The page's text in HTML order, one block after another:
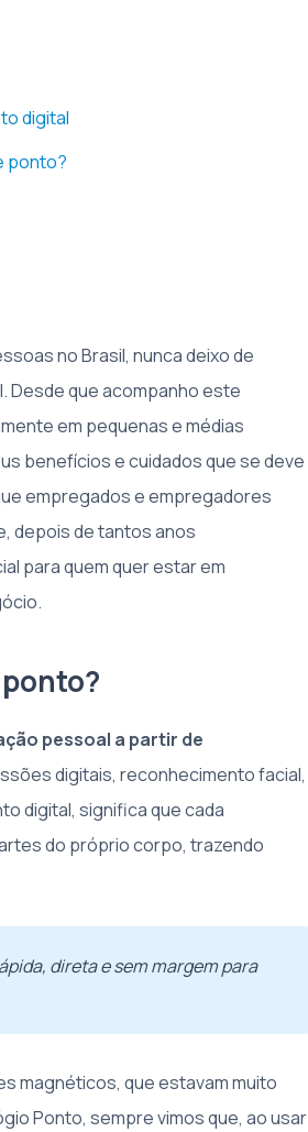
digital
ponto?
no Brasil, nunca deixo de
Desde que acompanho este
em pequenas e médias
benefícios e cuidados que se deve
empregados e empregadores
depois de tantos anos
para quem quer estar em
pessoal a partir de
digitais, reconhecimento facial,
digital, significa que cada
do próprio corpo, trazendo
direta e sem margem para
magnéticos, que estavam muito
Ponto, sempre vimos que, ao usar